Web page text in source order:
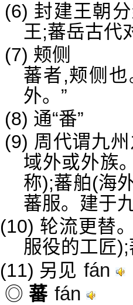
(6) 封建王朝
王;蕃岳古代
(7) 颊侧
蕃者,颊侧
外。”
(8) 通“番”
(9) 周代谓九
域外或外族
称);蕃舶(海
蕃服。建于
(10) 轮流更替
服役的工匠
(11) 另见 fán
◎ 蕃 fán